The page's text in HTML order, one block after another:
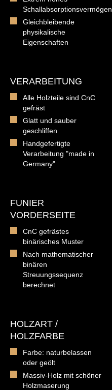
Schallabsorptionsvermögen
Gleichbleibende
physikalische
Eigenschaften
VERARBEITUNG
Alle Holzteile sind CnC
gefräst
Glatt und sauber
geschliffen
Handgefertigte
Verarbeitung "made in
Germany"
FUNIER
VORDERSEITE
CnC gefrästes
binärisches Muster
Nach mathematischer
binären
Streuungssequenz
berechnet
HOLZART /
HOLZFARBE
Farbe: naturbelassen
oder geölt
Massiv-Holz mit schöner
Holzmaserung